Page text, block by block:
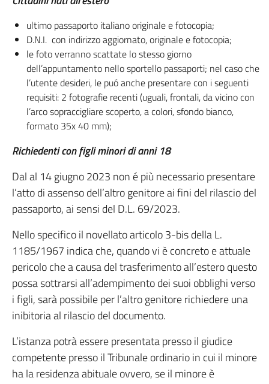
ultimo passaporto italiano originale e fotocopia;
D.N.I. con indirizzo aggiornato, originale e fotocopia;
le foto verranno scattate lo stesso giorno
dell’appuntamento nello sportello passaporti; nel caso che
l’utente desideri, le puó anche presentare con i seguenti
requisiti: 2 fotografie recenti (uguali, frontali, da vicino con
l’arco sopraccigliare scoperto, a colori, sfondo bianco,
formato 35x 40 mm);
Richiedenti con figli minori di anni 18
Dal al 14 giugno 2023 non é più necessario presentare
l’atto di assenso dell’altro genitore ai fini del rilascio del
passaporto, ai sensi del D.L. 69/2023.
Nello specifico il novellato articolo 3-bis della L.
1185/1967 indica che, quando vi è concreto e attuale
pericolo che a causa del trasferimento all’estero questo
possa sottrarsi all’adempimento dei suoi obblighi verso
i figli, sarà possibile per l’altro genitore richiedere una
inibitoria al rilascio del documento.
L’istanza potrà essere presentata presso il giudice
competente presso il Tribunale ordinario in cui il minore
ha la residenza abituale ovvero, se il minore è